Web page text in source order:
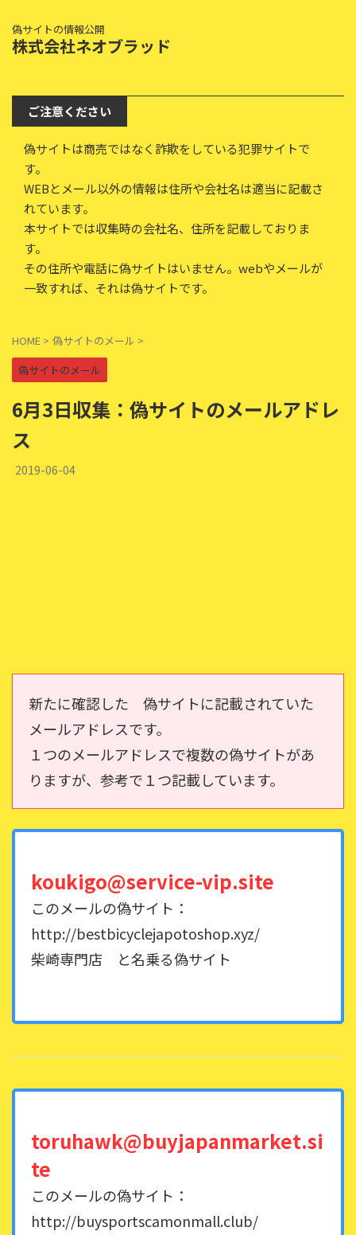
偽サイトの情報公開
株式会社ネオブラッド
ご注意ください
偽サイトは商売ではなく詐欺をしている犯罪サイトで
す。
WEBとメール以外の情報は住所や会社名は適当に記載さ
れています。
本サイトでは収集時の会社名、住所を記載しておりま
す。
その住所や電話に偽サイトはいません。webやメールが
一致すれば、それは偽サイトです。
HOME > 偽サイトのメール >
偽サイトのメール
6月3日収集：偽サイトのメールアドレ
ス
2019-06-04
新たに確認した 偽サイトに記載されていた
メールアドレスです。
１つのメールアドレスで複数の偽サイトがあ
りますが、参考で１つ記載しています。
koukigo@service-vip.site
このメールの偽サイト：
http://bestbicyclejapotoshop.xyz/
柴崎専門店 と名乗る偽サイト
toruhawk@buyjapanmarket.si
te
このメールの偽サイト：
http://buysportscamonmall.club/